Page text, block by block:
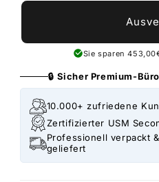
Sie sparen
🔒 Sicher Premium-
10.000+ zufriedene
Zertifizierter USM
Professionell verpackt
geliefert